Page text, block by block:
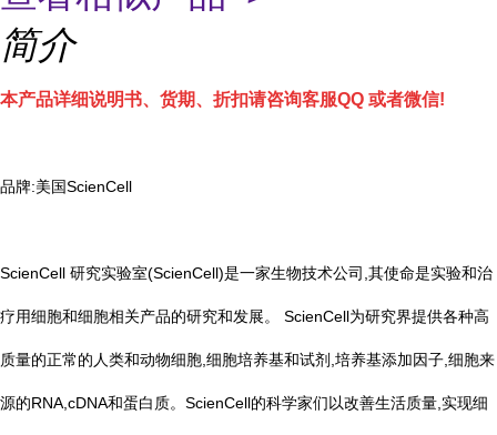
简介
本产品详细说明书、货期、折扣请咨询客服QQ 或者微信!
品牌:美国ScienCell
ScienCell 研究实验室(ScienCell)是一家生物技术公司,其使命是实验和治
疗用细胞和细胞相关产品的研究和发展。 ScienCell为研究界提供各种高
质量的正常的人类和动物细胞,细胞培养基和试剂,培养基添加因子,细胞来
源的RNA,cDNA和蛋白质。ScienCell的科学家们以改善生活质量,实现细